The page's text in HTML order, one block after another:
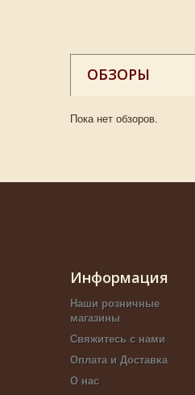
ОБЗОРЫ
Пока нет обзоров.
Информация
Наши розничные
магазины
Свяжитесь с нами
Оплата и Доставка
О нас